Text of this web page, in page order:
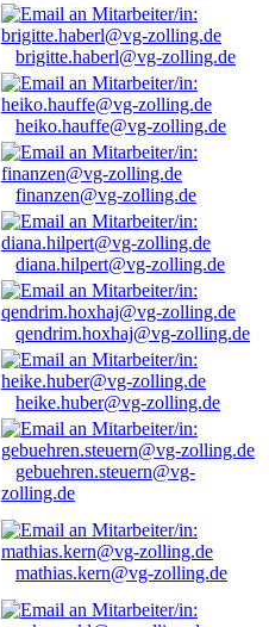
brigitte.haberl@vg-zolling.de
heiko.hauffe@vg-zolling.de
finanzen@vg-zolling.de
diana.hilpert@vg-zolling.de
qendrim.hoxhaj@vg-zolling.de
heike.huber@vg-zolling.de
gebuehren.steuern@vg-
zolling.de
mathias.kern@vg-zolling.de